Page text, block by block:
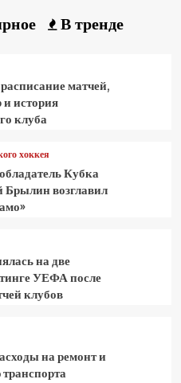
В тренде
матчей,
и история
клуба
хоккея
Кубка
Брылин возглавил
на две
УЕФА после
клубов
на ремонт и